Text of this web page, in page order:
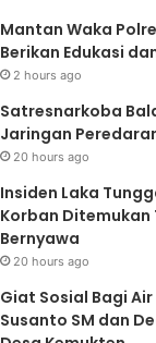
Mantan Waka
Berikan Edukasi
2 hours ago
Satresnarkoba
Jaringan
20 hours ago
Insiden Laka
Korban Ditemukan
Bernyawa
20 hours ago
Giat Sosial Bagi Air
Susanto SM dan